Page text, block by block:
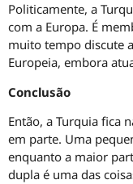
Politicamente, a
com a Europa. É
muito tempo discute
Europeia, embora
Conclusão
Então, a Turquia fica
em parte. Uma
enquanto a maior
dupla é uma das